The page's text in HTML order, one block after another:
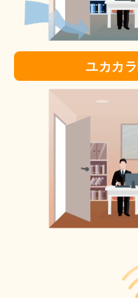
ユカカ